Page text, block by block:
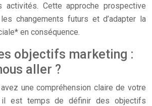
activités. Cette approche prospective
changements futurs et d’adapter la
en conséquence.
objectifs marketing :
aller ?
une compréhension claire de votre
il est temps de définir des objectifs